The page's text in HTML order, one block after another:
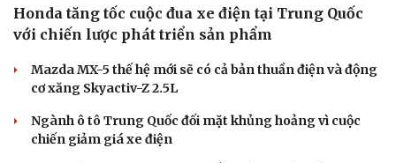
Doanh nghiệp
Thông tin doanh nghiệp
Doanh nhân
Vì cộng đồng
Công nghệ
Trải nghiệm
Honda tăng tốc cuộc đua xe điện tại Trung Quốc
với chiến lược phát triển sản phẩm
Mazda MX-5 thế hệ mới sẽ có cả bản thuần điện và động
cơ xăng Skyactiv-Z 2.5L
Ngành ô tô Trung Quốc đối mặt khủng hoảng vì cuộc
chiến giảm giá xe điện